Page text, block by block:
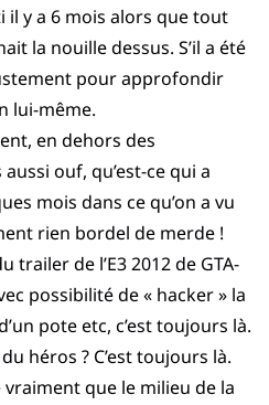
il y a 6 mois alors que tout
la nouille dessus. S’il a été
pour approfondir
lui-même.
en dehors des
ouf, qu’est-ce qui a
mois dans ce qu’on a vu
rien bordel de merde !
trailer de l’E3 2012 de GTA-
possibilité de « hacker » la
pote etc, c’est toujours là.
héros ? C’est toujours là.
que le milieu de la